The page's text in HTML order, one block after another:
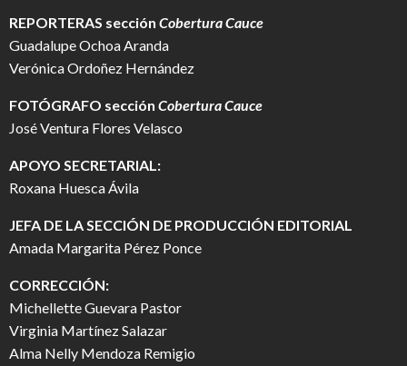
REPORTERAS sección Cobertura Cauce
Guadalupe Ochoa Aranda
Verónica Ordoñez Hernández
FOTÓGRAFO sección Cobertura Cauce
José Ventura Flores Velasco
APOYO SECRETARIAL:
Roxana Huesca Ávila
JEFA DE LA SECCIÓN DE PRODUCCIÓN EDITORIAL
Amada Margarita Pérez Ponce
CORRECCIÓN:
Michellette Guevara Pastor
Virginia Martínez Salazar
Alma Nelly Mendoza Remigio